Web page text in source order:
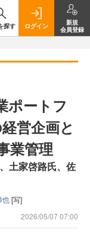
探す ログイン
新規
会員登録
ポートフ
営企画と
業管理
土家啓路氏、佐
也[写]
2026/05/07 07:00